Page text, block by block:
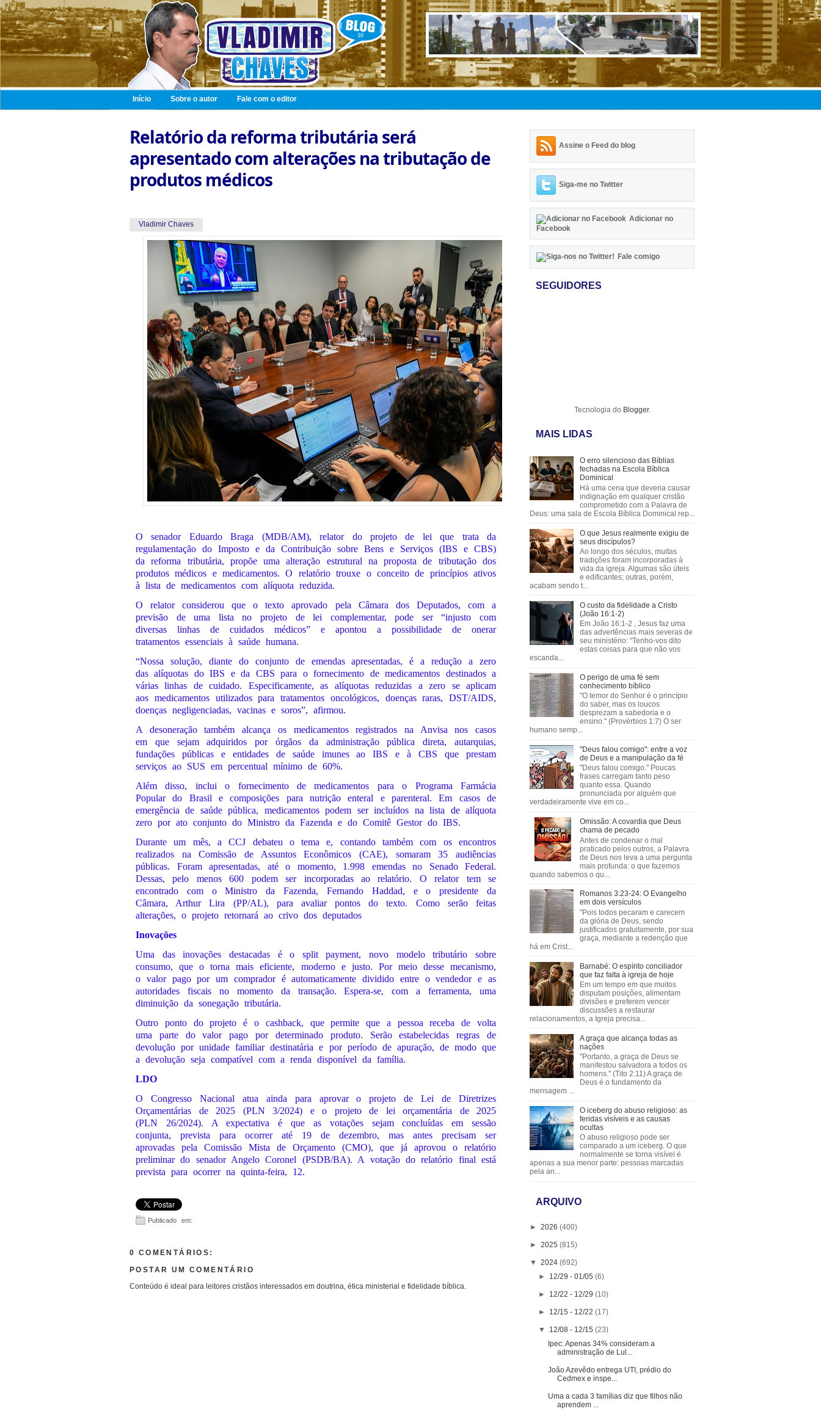
Início Sobre o autor Fale com o editor
Relatório da reforma tributária será
apresentado com alterações na tributação de
produtos médicos
Vladimir Chaves
O senador Eduardo Braga (MDB/AM), relator do projeto de lei que trata da
regulamentação do Imposto e da Contribuição sobre Bens e Serviços (IBS e CBS)
da reforma tributária, propõe uma alteração estrutural na proposta de tributação dos
produtos médicos e medicamentos. O relatório trouxe o conceito de princípios ativos
à lista de medicamentos com alíquota reduzida.
O relator considerou que o texto aprovado pela Câmara dos Deputados, com a
previsão de uma lista no projeto de lei complementar, pode ser “injusto com
diversas linhas de cuidados médicos” e apontou a possibilidade de onerar
tratamentos essenciais à saúde humana.
“Nossa solução, diante do conjunto de emendas apresentadas, é a redução a zero
das alíquotas do IBS e da CBS para o fornecimento de medicamentos destinados a
várias linhas de cuidado. Especificamente, as alíquotas reduzidas a zero se aplicam
aos medicamentos utilizados para tratamentos oncológicos, doenças raras, DST/AIDS,
doenças negligenciadas, vacinas e soros”, afirmou.
A desoneração também alcança os medicamentos registrados na Anvisa nos casos
em que sejam adquiridos por órgãos da administração pública direta, autarquias,
fundações públicas e entidades de saúde imunes ao IBS e à CBS que prestam
serviços ao SUS em percentual mínimo de 60%.
Além disso, inclui o fornecimento de medicamentos para o Programa Farmácia
Popular do Brasil e composições para nutrição enteral e parenteral. Em casos de
emergência de saúde pública, medicamentos podem ser incluídos na lista de alíquota
zero por ato conjunto do Ministro da Fazenda e do Comitê Gestor do IBS.
Durante um mês, a CCJ debateu o tema e, contando também com os encontros
realizados na Comissão de Assuntos Econômicos (CAE), somaram 35 audiências
públicas. Foram apresentadas, até o momento, 1.998 emendas no Senado Federal.
Dessas, pelo menos 600 podem ser incorporadas ao relatório. O relator tem se
encontrado com o Ministro da Fazenda, Fernando Haddad, e o presidente da
Câmara, Arthur Lira (PP/AL), para avaliar pontos do texto. Como serão feitas
alterações, o projeto retornará ao crivo dos deputados
Inovações
Uma das inovações destacadas é o split payment, novo modelo tributário sobre
consumo, que o torna mais eficiente, moderno e justo. Por meio desse mecanismo,
o valor pago por um comprador é automaticamente dividido entre o vendedor e as
autoridades fiscais no momento da transação. Espera-se, com a ferramenta, uma
diminuição da sonegação tributária.
Outro ponto do projeto é o cashback, que permite que a pessoa receba de volta
uma parte do valor pago por determinado produto. Serão estabelecidas regras de
devolução por unidade familiar destinatária e por período de apuração, de modo que
a devolução seja compatível com a renda disponível da família.
LDO
O Congresso Nacional atua ainda para aprovar o projeto de Lei de Diretrizes
Orçamentárias de 2025 (PLN 3/2024) e o projeto de lei orçamentária de 2025
(PLN 26/2024). A expectativa é que as votações sejam concluídas em sessão
conjunta, prevista para ocorrer até 19 de dezembro, mas antes precisam ser
aprovadas pela Comissão Mista de Orçamento (CMO), que já aprovou o relatório
preliminar do senador Angelo Coronel (PSDB/BA). A votação do relatório final está
prevista para ocorrer na quinta-feira, 12.
Publicado em:
0 COMENTÁRIOS:
POSTAR UM COMENTÁRIO
Conteúdo é ideal para leitores cristãos interessados em doutrina, ética ministerial e fidelidade bíblica.
Assine o Feed do blog
Siga-me no Twitter
Adicionar no
Facebook
Fale comigo
SEGUIDORES
Tecnologia do Blogger.
MAIS LIDAS
O erro silencioso das Bíblias
fechadas na Escola Bíblica
Dominical
Há uma cena que deveria causar
indignação em qualquer cristão
comprometido com a Palavra de
Deus: uma sala de Escola Bíblica Dominical rep...
O que Jesus realmente exigiu de
seus discípulos?
Ao longo dos séculos, muitas
tradições foram incorporadas à
vida da igreja. Algumas são úteis
e edificantes; outras, porém,
acabam sendo t...
O custo da fidelidade a Cristo
(João 16:1-2)
Em João 16:1-2 , Jesus faz uma
das advertências mais severas de
seu ministério: "Tenho-vos dito
estas coisas para que não vos
escanda...
O perigo de uma fé sem
conhecimento bíblico
"O temor do Senhor é o princípio
do saber, mas os loucos
desprezam a sabedoria e o
ensino." (Provérbios 1:7) O ser
humano semp...
"Deus falou comigo": entre a voz
de Deus e a manipulação da fé
"Deus falou comigo." Poucas
frases carregam tanto peso
quanto essa. Quando
pronunciada por alguém que
verdadeiramente vive em co...
Omissão: A covardia que Deus
chama de pecado
Antes de condenar o mal
praticado pelos outros, a Palavra
de Deus nos leva a uma pergunta
mais profunda: o que fazemos
quando sabemos o qu...
Romanos 3:23-24: O Evangelho
em dois versículos
"Pois todos pecaram e carecem
da glória de Deus, sendo
justificados gratuitamente, por sua
graça, mediante a redenção que
há em Crist...
Barnabé: O espírito conciliador
que faz falta à igreja de hoje
Em um tempo em que muitos
disputam posições, alimentam
divisões e preferem vencer
discussões a restaurar
relacionamentos, a Igreja precisa...
A graça que alcança todas as
nações
"Portanto, a graça de Deus se
manifestou salvadora a todos os
homens." (Tito 2:11) A graça de
Deus é o fundamento da
mensagem ...
O iceberg do abuso religioso: as
feridas visíveis e as causas
ocultas
O abuso religioso pode ser
comparado a um iceberg. O que
normalmente se torna visível é
apenas a sua menor parte: pessoas marcadas
pela an...
ARQUIVO
► 2026 (400)
► 2025 (815)
▼ 2024 (692)
► 12/29 - 01/05(6)
► 12/22 - 12/29(10)
► 12/15 - 12/22(17)
▼ 12/08 - 12/15(23)
Ipec: Apenas 34% consideram a
administração de Lul...
João Azevêdo entrega UTI, prédio do
Cedmex e inspe...
Uma a cada 3 famílias diz que filhos não
aprendem ...